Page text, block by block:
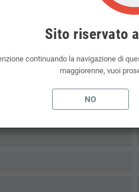
da polmone, otterrà un gusto
liquidi per sigarette
Sito riservato
continuando la navigazione di
maggiorenne, vuoi
NO